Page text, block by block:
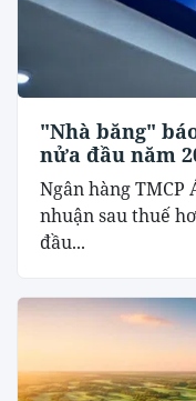
"Nhà băng"
nửa đầu năm
Ngân hàng TMCP
nhuận sau thuế
đầu...